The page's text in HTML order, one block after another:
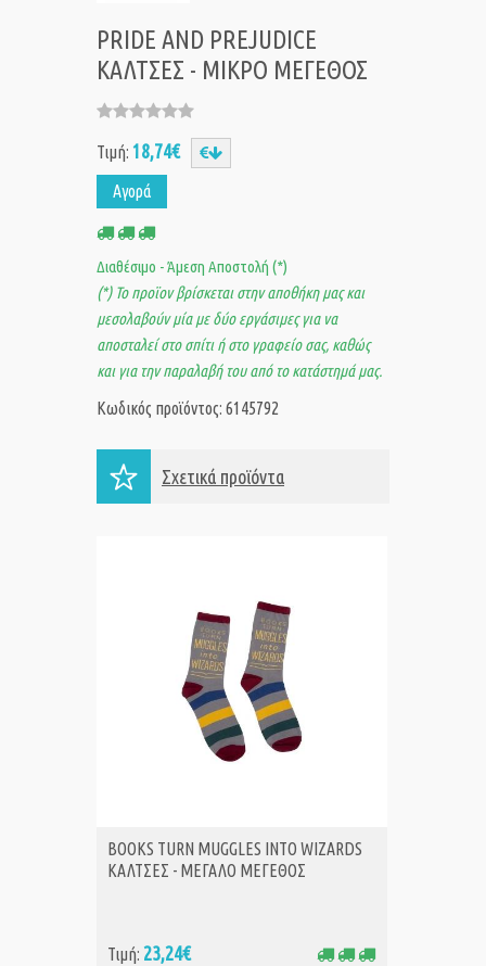
PRIDE AND PREJUDICE
ΚΑΛΤΣΕΣ - ΜΙΚΡΟ ΜΕΓΕΘΟΣ
Τιμή: 18,74€
Αγορά
Διαθέσιμο - Άμεση Αποστολή (*)
(*) Το προϊον βρίσκεται στην αποθήκη μας και
μεσολαβούν μία με δύο εργάσιμες για να
αποσταλεί στο σπίτι ή στο γραφείο σας, καθώς
και για την παραλαβή του από το κατάστημά μας.
Κωδικός προϊόντος: 6145792
Σχετικά προϊόντα
ΑΓΟΡΑ
BOOKS TURN MUGGLES INTO WIZARDS
ΚΑΛΤΣΕΣ - ΜΕΓΑΛΟ ΜΕΓΕΘΟΣ
Τιμή: 23,24€